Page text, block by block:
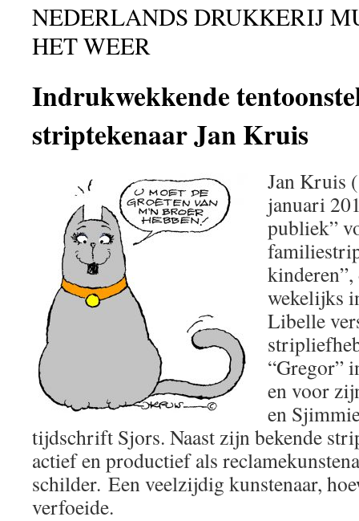
NEDERLANDS DRUKKERIJ
HET WEER
Indrukwekkende
striptekenaar Jan Kruis
Jan Kruis
januari
publiek”
wekelijks
Libelle
“Gregor”
en voor
en
tijdschrift Sjors. Naast zijn bekende
actief en productief als
schilder. Een veelzijdig kunstenaar,
verfoeide.